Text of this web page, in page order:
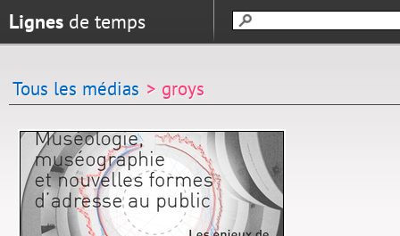
Lignes de temps
Tous les médias > groys